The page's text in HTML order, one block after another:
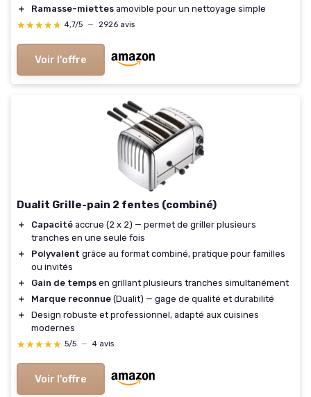
＋
Ramasse-miettes amovible pour un nettoyage simple
★★★★★
★★★★★ 4,7/5 — 2926 avis
Voir l'offre
Dualit Grille-pain 2 fentes (combiné)
＋ Capacité accrue (2 x 2) — permet de griller plusieurs
tranches en une seule fois
＋
Polyvalent grâce au format combiné, pratique pour familles
ou invités
＋
Gain de temps en grillant plusieurs tranches simultanément
＋
Marque reconnue (Dualit) — gage de qualité et durabilité
＋
Design robuste et professionnel, adapté aux cuisines
modernes
★★★★★
★★★★★ 5/5 — 4 avis
Voir l'offre